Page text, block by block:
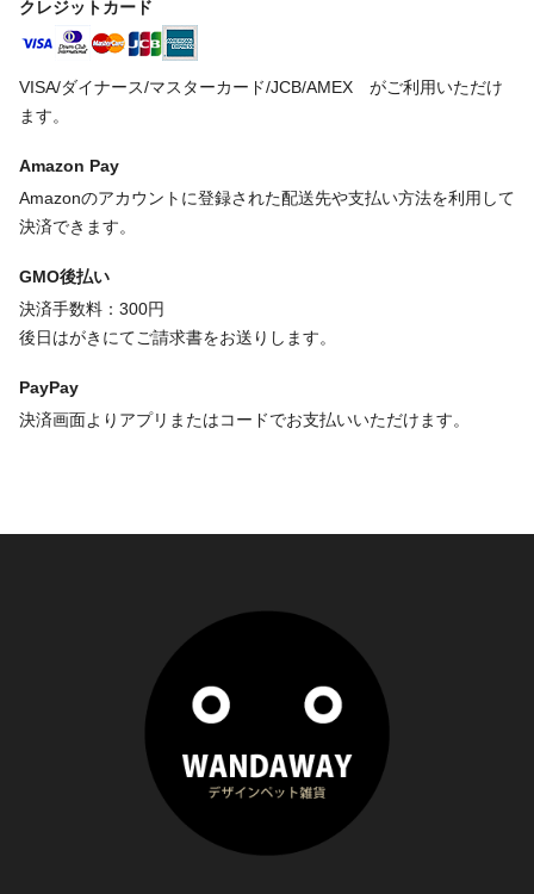
クレジットカード
VISA/ダイナース/マスターカード/JCB/AMEX がご利用いただけ
ます。
Amazon Pay
Amazonのアカウントに登録された配送先や支払い方法を利用して
決済できます。
GMO後払い
決済手数料：300円
後日はがきにてご請求書をお送りします。
PayPay
決済画面よりアプリまたはコードでお支払いいただけます。